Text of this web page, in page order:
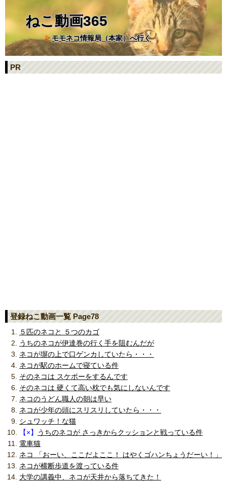
ねこ動画365
モモネコ情報局（本家）へ行く
PR
登録ねこ動画一覧 Page78
５匹のネコと ５つのカゴ
うちのネコが伊達巻の行く手を阻むんだが
ネコが塀の上で口ゲンカしていたら・・・
ネコが駅のホームで寝ている件
そのネコは スケボーをするんです
そのネコは 硬くて高い枕でも気にしないんです
ネコのうどん職人の朝は早い
ネコが少年の頭にスリスリしていたら・・・
シュワッチ！な猫
【×】
うちのネコが さっきからクッションと戦っている件
電車猫
ネコ 「おーい、ここだよここ！ はやくゴハンちょうだーい！」
ネコが横断歩道を渡っている件
大学の講義中、ネコが天井から落ちてきた！